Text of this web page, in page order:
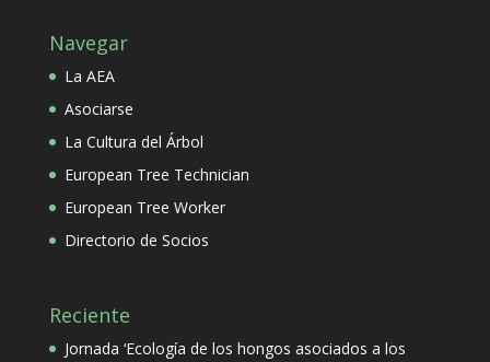
Navegar
La AEA
Asociarse
La Cultura del Árbol
European Tree Technician
European Tree Worker
Directorio de Socios
Reciente
Jornada ‘Ecología de los hongos asociados a los